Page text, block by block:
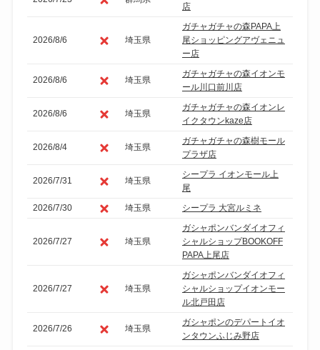
店
2026/8/6 埼玉県
ガチャガチャの森PAPA上
尾ショッピングアヴェニュ
ー店
2026/8/6 埼玉県
ガチャガチャの森イオンモ
ール川口前川店
2026/8/6 埼玉県
ガチャガチャの森イオンレ
イクタウンkaze店
2026/8/4 埼玉県
ガチャガチャの森樹モール
プラザ店
2026/7/31 埼玉県
シープラ イオンモール上
尾
2026/7/30
埼玉県 シープラ 大宮ルミネ
2026/7/27 埼玉県
ガシャポンバンダイオフィ
シャルショップBOOKOFF
PAPA上尾店
2026/7/27 埼玉県
ガシャポンバンダイオフィ
シャルショップイオンモー
ル北戸田店
2026/7/26 埼玉県
ガシャポンのデパートイオ
ンタウンふじみ野店